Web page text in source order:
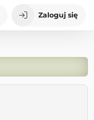
Zaloguj się